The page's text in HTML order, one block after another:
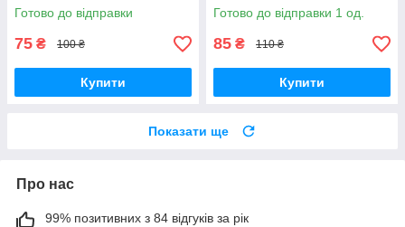
Готово до відправки
75 ₴ 100 ₴
Купити
Готово до відправки 1 од.
85 ₴ 110 ₴
Купити
Показати ще
Про нас
99% позитивних з 84 відгуків за рік